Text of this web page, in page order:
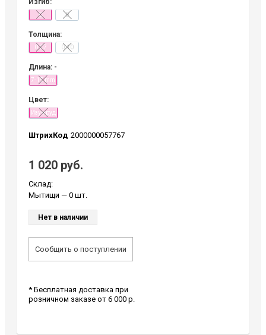
Изгиб:
C D
Толщина:
0.07 0.10
Длина: -
7-15 mm
Цвет:
Изумруд
ШтрихКод 2000000057767
1 020 руб.
Склад:
Мытищи — 0 шт.
Нет в наличии
Сообщить о поступлении
* Бесплатная доставка при
розничном заказе от 6 000 р.